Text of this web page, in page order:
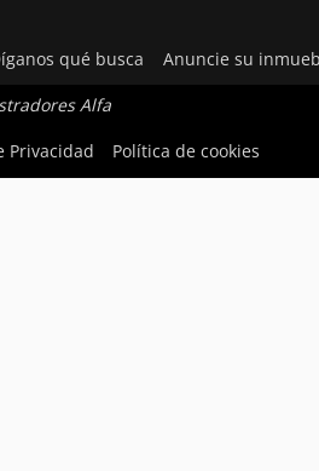
qué busca Anuncie su
Alfa
Privacidad Política de cookies